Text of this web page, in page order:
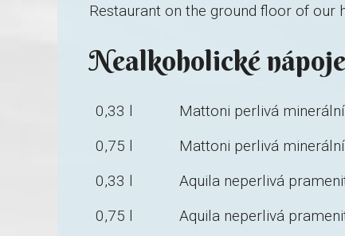
Restaurant on the ground floor of our
Nealkoholické
0,33 l Mattoni perlivá
0,75 l
Mattoni perlivá
0,33 l
Aquila neperlivá
0,75 l
Aquila neperlivá